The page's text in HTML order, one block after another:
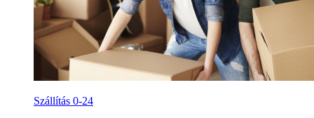
Szállítás 0-24